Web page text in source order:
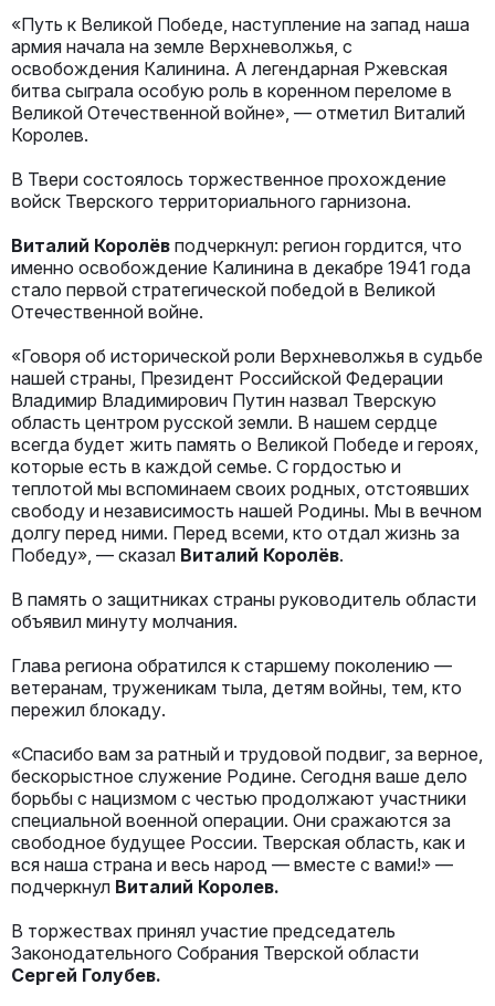
«Путь к Великой Победе, наступление на запад наша
армия начала на земле Верхневолжья, с
освобождения Калинина. А легендарная Ржевская
битва сыграла особую роль в коренном переломе в
Великой Отечественной войне», — отметил Виталий
Королев.
В Твери состоялось торжественное прохождение
войск Тверского территориального гарнизона.
Виталий Королёв подчеркнул: регион гордится, что
именно освобождение Калинина в декабре 1941 года
стало первой стратегической победой в Великой
Отечественной войне.
«Говоря об исторической роли Верхневолжья в судьбе
нашей страны, Президент Российской Федерации
Владимир Владимирович Путин назвал Тверскую
область центром русской земли. В нашем сердце
всегда будет жить память о Великой Победе и героях,
которые есть в каждой семье. С гордостью и
теплотой мы вспоминаем своих родных, отстоявших
свободу и независимость нашей Родины. Мы в вечном
долгу перед ними. Перед всеми, кто отдал жизнь за
Победу», — сказал Виталий Королёв.
В память о защитниках страны руководитель области
объявил минуту молчания.
Глава региона обратился к старшему поколению —
ветеранам, труженикам тыла, детям войны, тем, кто
пережил блокаду.
«Спасибо вам за ратный и трудовой подвиг, за верное,
бескорыстное служение Родине. Сегодня ваше дело
борьбы с нацизмом с честью продолжают участники
специальной военной операции. Они сражаются за
свободное будущее России. Тверская область, как и
вся наша страна и весь народ — вместе с вами!» —
подчеркнул Виталий Королев.
В торжествах принял участие председатель
Законодательного Собрания Тверской области
Сергей Голубев.